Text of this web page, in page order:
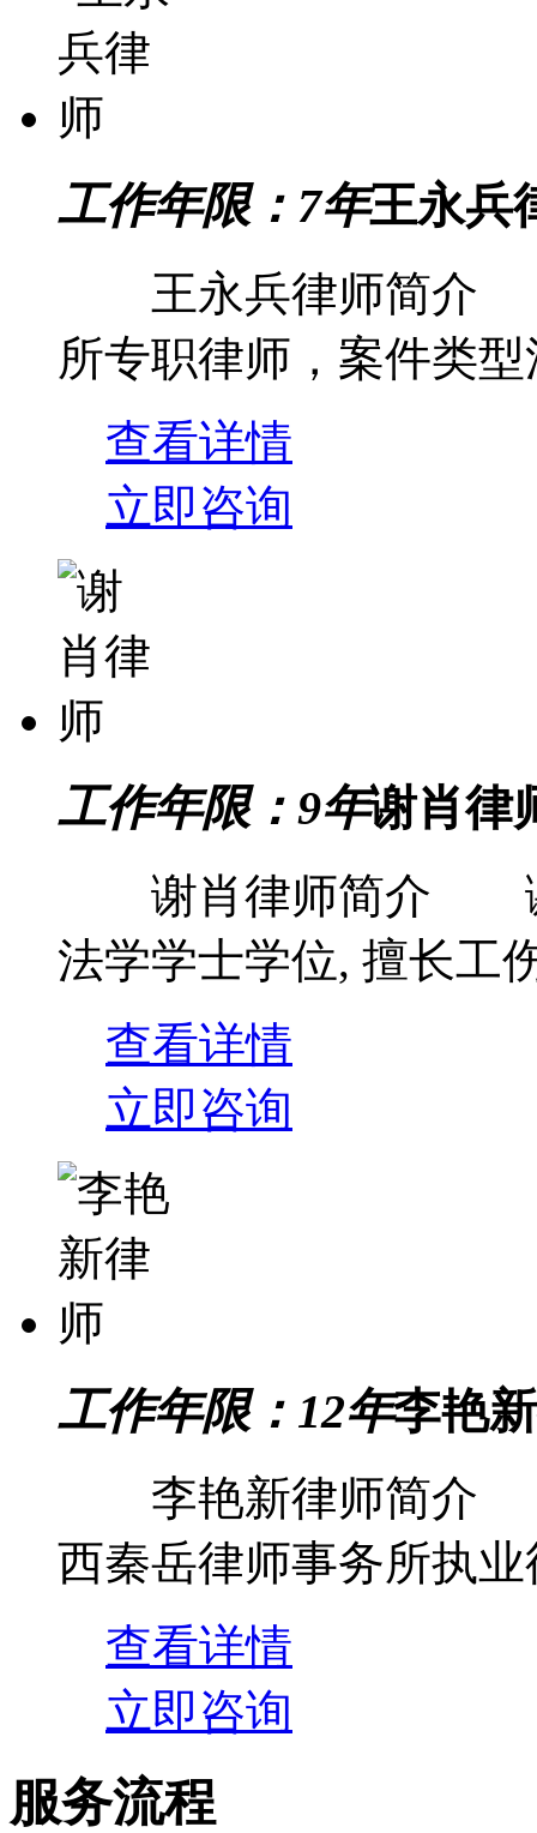
工作年限：7年王永兵
王永兵律师简介
所专职律师，案件类
查看详情
立即咨询
工作年限：9年谢肖律
谢肖律师简介 谢
法学学士学位, 擅长工
查看详情
立即咨询
工作年限：12年李艳
李艳新律师简介
西秦岳律师事务所执业
查看详情
立即咨询
服务流程